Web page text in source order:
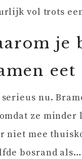
vol trots
je
eet
serieus nu.
ze minder
niet mee
bosrand